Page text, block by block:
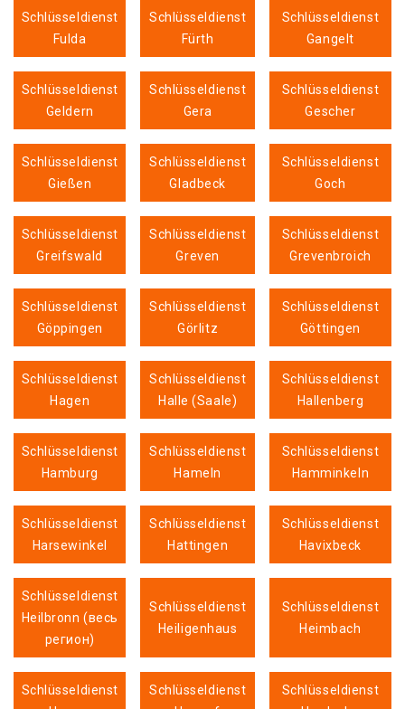
Schlüsseldienst
Fulda
Schlüsseldienst
Fürth
Schlüsseldienst
Gangelt
Schlüsseldienst
Geldern
Schlüsseldienst
Gera
Schlüsseldienst
Gescher
Schlüsseldienst
Gießen
Schlüsseldienst
Gladbeck
Schlüsseldienst
Goch
Schlüsseldienst
Greifswald
Schlüsseldienst
Greven
Schlüsseldienst
Grevenbroich
Schlüsseldienst
Göppingen
Schlüsseldienst
Görlitz
Schlüsseldienst
Göttingen
Schlüsseldienst
Hagen
Schlüsseldienst
Halle (Saale)
Schlüsseldienst
Hallenberg
Schlüsseldienst
Hamburg
Schlüsseldienst
Hameln
Schlüsseldienst
Hamminkeln
Schlüsseldienst
Harsewinkel
Schlüsseldienst
Hattingen
Schlüsseldienst
Havixbeck
Schlüsseldienst
Heilbronn (весь
регион)
Schlüsseldienst
Heiligenhaus
Schlüsseldienst
Heimbach
Schlüsseldienst
Schlüsseldienst
Schlüsseldienst